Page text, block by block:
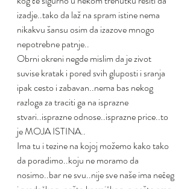
izadje..tako da laž na spram istine nema
nikakvu šansu osim da izazove mnogo
nepotrebne patnje..
Obrni okreni negde mislim da je zivot
suvise kratak i pored svih gluposti i sranja
ipak cesto i zabavan..nema bas nekog
razloga za traciti ga na isprazne
stvari..isprazne odnose..isprazne price..to
je MOJA ISTINA..
Ima tu i tezine na kojoj možemo kako tako
da poradimo..koju ne moramo da
nosimo..bar ne svu..nije sve naše ima nečeg